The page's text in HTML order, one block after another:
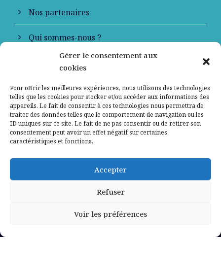
Gérer le consentement aux
cookies
Pour offrir les meilleures expériences, nous utilisons des technologies
telles que les cookies pour stocker et/ou accéder aux informations des
appareils. Le fait de consentir à ces technologies nous permettra de
traiter des données telles que le comportement de navigation ou les
ID uniques sur ce site. Le fait de ne pas consentir ou de retirer son
consentement peut avoir un effet négatif sur certaines
caractéristiques et fonctions.
Accepter
Refuser
Voir les préférences
Nos partenaires
Qui sommes-nous ?
Contactez-nous
Mentions légales
Politique de confidentialité